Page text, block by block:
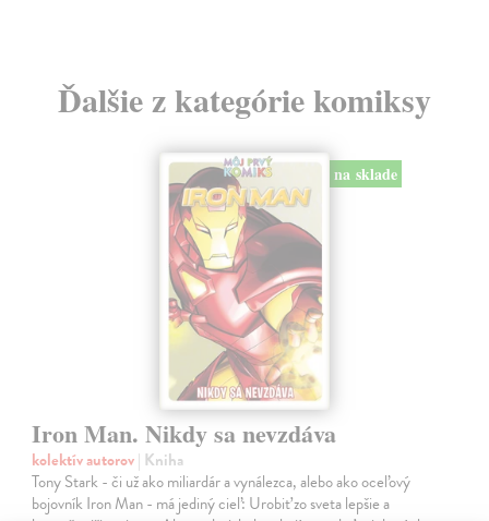
Ďalšie z kategórie komiksy
na sklade
Iron Man. Nikdy sa nevzdáva
kolektív autorov| Kniha
Tony Stark - či už ako miliardár a vynálezca, alebo ako oceľový
bojovník Iron Man - má jediný cieľ: Urobiť zo sveta lepšie a